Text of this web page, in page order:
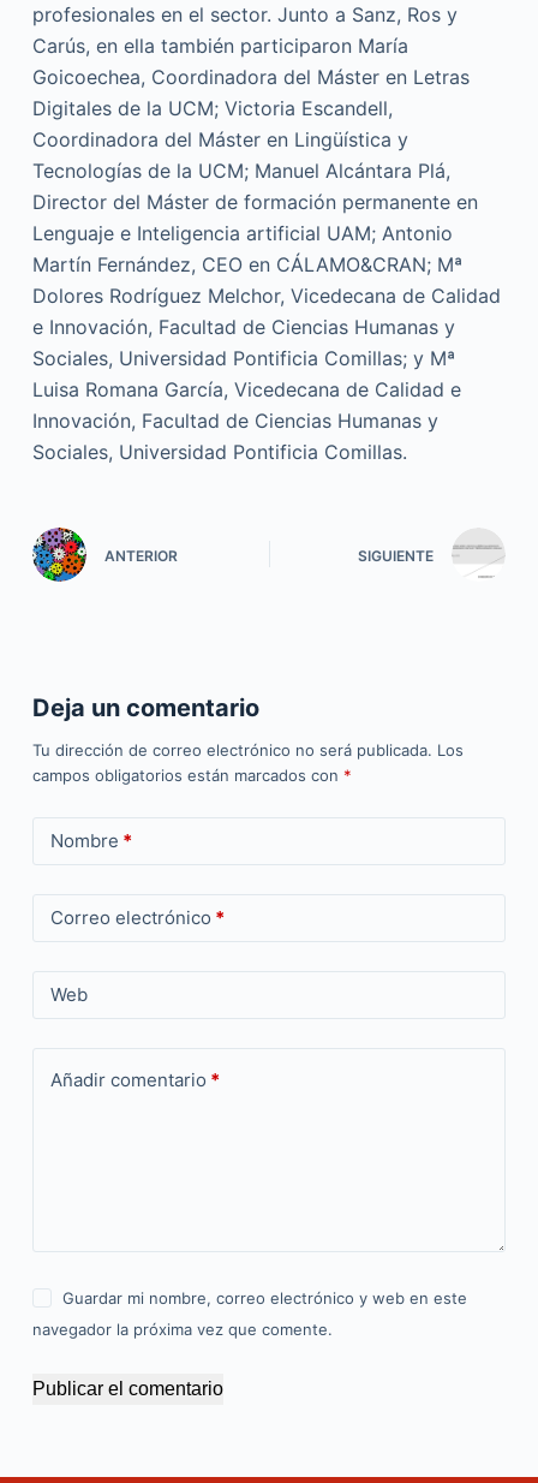
profesionales en el sector. Junto a Sanz, Ros y
Carús, en ella también participaron María
Goicoechea, Coordinadora del Máster en Letras
Digitales de la UCM; Victoria Escandell,
Coordinadora del Máster en Lingüística y
Tecnologías de la UCM; Manuel Alcántara Plá,
Director del Máster de formación permanente en
Lenguaje e Inteligencia artificial UAM; Antonio
Martín Fernández, CEO en CÁLAMO&CRAN; Mª
Dolores Rodríguez Melchor, Vicedecana de Calidad
e Innovación, Facultad de Ciencias Humanas y
Sociales, Universidad Pontificia Comillas; y Mª
Luisa Romana García, Vicedecana de Calidad e
Innovación, Facultad de Ciencias Humanas y
Sociales, Universidad Pontificia Comillas.
ANTERIOR SIGUIENTE
Deja un comentario
Tu dirección de correo electrónico no será publicada. Los
campos obligatorios están marcados con *
Nombre *
Correo electrónico *
Web
Añadir comentario *
Guardar mi nombre, correo electrónico y web en este
navegador la próxima vez que comente.
Publicar el comentario